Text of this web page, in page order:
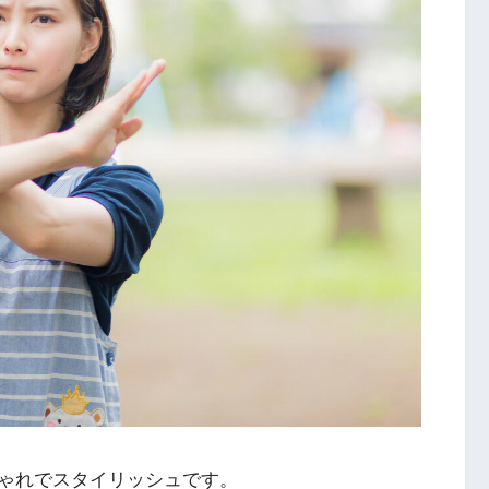
れでスタイリッシュです。